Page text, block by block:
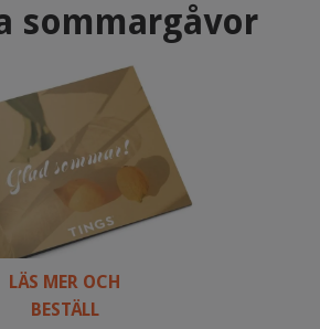
sommargåvor
LÄS MER OCH
BESTÄLL